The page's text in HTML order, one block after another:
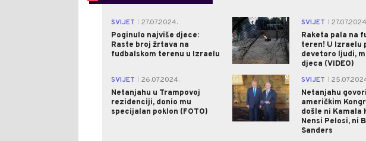
SVIJET
27.07.2024.
Poginulo najviše djece:
Raste broj žrtava na
fudbalskom terenu u Izraelu
1 SVIJET
Raketa pala na
teren! U Izraelu
devetoro ljudi,
djeca (VIDEO)
SVIJET
26.07.2024.
Netanjahu u Trampovoj
rezidenciji, donio mu
specijalan poklon (FOTO)
0 SVIJET
Netanjahu
američkim
došle ni Kamala
Nensi Pelosi, ni
Sanders